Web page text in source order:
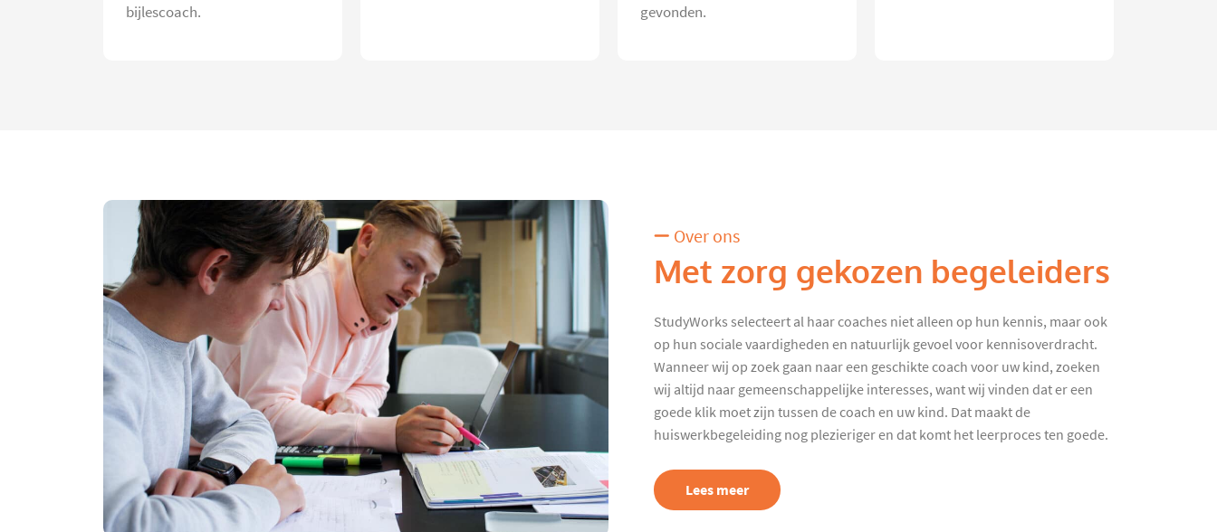
bijlescoach.
gevonden.
Over ons
Met zorg gekozen begeleiders
StudyWorks selecteert al haar coaches niet alleen op hun kennis, maar ook
op hun sociale vaardigheden en natuurlijk gevoel voor kennisoverdracht.
Wanneer wij op zoek gaan naar een geschikte coach voor uw kind, zoeken
wij altijd naar gemeenschappelijke interesses, want wij vinden dat er een
goede klik moet zijn tussen de coach en uw kind. Dat maakt de
huiswerkbegeleiding nog plezieriger en dat komt het leerproces ten goede.
Lees meer